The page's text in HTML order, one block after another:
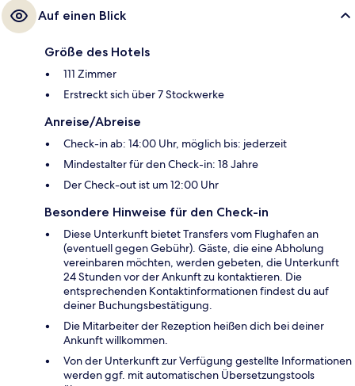
Auf einen Blick
Größe des Hotels
111 Zimmer
Erstreckt sich über 7 Stockwerke
Anreise/Abreise
Check-in ab: 14:00 Uhr, möglich bis: jederzeit
Mindestalter für den Check-in: 18 Jahre
Der Check-out ist um 12:00 Uhr
Besondere Hinweise für den Check-in
Diese Unterkunft bietet Transfers vom Flughafen an
(eventuell gegen Gebühr). Gäste, die eine Abholung
vereinbaren möchten, werden gebeten, die Unterkunft
24 Stunden vor der Ankunft zu kontaktieren. Die
entsprechenden Kontaktinformationen findest du auf
deiner Buchungsbestätigung.
Die Mitarbeiter der Rezeption heißen dich bei deiner
Ankunft willkommen.
Von der Unterkunft zur Verfügung gestellte Informationen
werden ggf. mit automatischen Übersetzungstools